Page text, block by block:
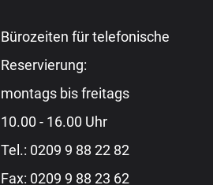
Bürozeiten für telefonische
Reservierung:
montags bis freitags
10.00 - 16.00 Uhr
Tel.: 0209 9 88 22 82
Fax: 0209 9 88 23 62